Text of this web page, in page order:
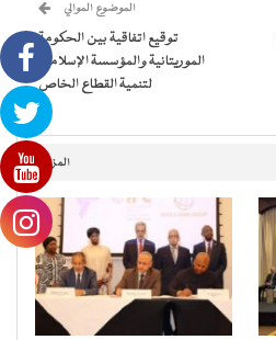
نافذة
جديدة)
الموضوع الموالي
توقيع اتفاقية بين الحكومة
الموريتانية والمؤسسة الإسلامية
لتنمية القطاع الخاص
المزيد..